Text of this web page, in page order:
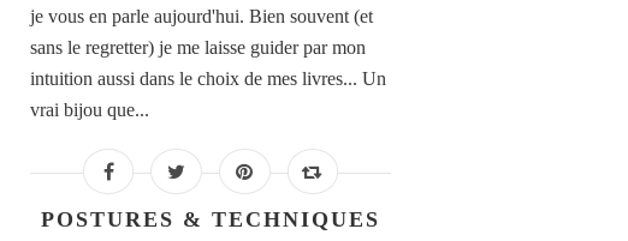
je vous en parle aujourd'hui. Bien souvent (et
sans le regretter) je me laisse guider par mon
intuition aussi dans le choix de mes livres... Un
vrai bijou que...
POSTURES & TECHNIQUES